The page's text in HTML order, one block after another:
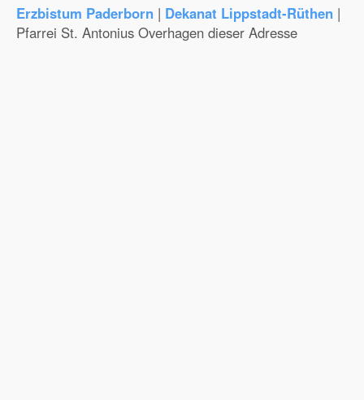
Erzbistum Paderborn | Dekanat Lippstadt-Rüthen |
Pfarrei St. Antonius Overhagen dieser Adresse